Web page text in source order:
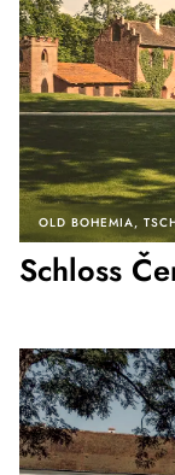
OLD BOHEMIA
Schloss